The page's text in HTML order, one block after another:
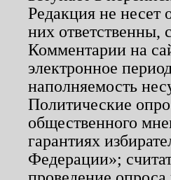
Редакция не несет
них ответственны,
Комментарии на
электронное
наполняемость
Политические
общественного
гарантиях
Федерации»;